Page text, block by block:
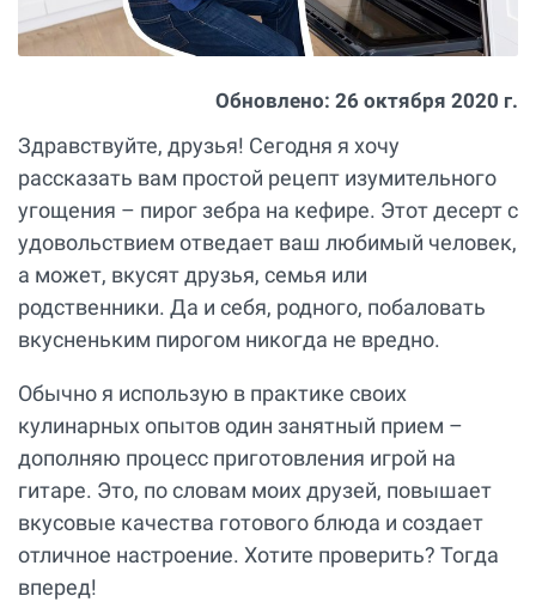
Обновлено: 26 октября 2020 г.
Здравствуйте, друзья! Сегодня я хочу
рассказать вам простой рецепт изумительного
угощения – пирог зебра на кефире. Этот десерт с
удовольствием отведает ваш любимый человек,
а может, вкусят друзья, семья или
родственники. Да и себя, родного, побаловать
вкусненьким пирогом никогда не вредно.
Обычно я использую в практике своих
кулинарных опытов один занятный прием –
дополняю процесс приготовления игрой на
гитаре. Это, по словам моих друзей, повышает
вкусовые качества готового блюда и создает
отличное настроение. Хотите проверить? Тогда
вперед!